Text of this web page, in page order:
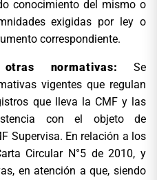
conocimiento del mismo o
exigidas por ley o
correspondiente.
normativas: Se
vigentes que regulan
que lleva la CMF y las
con el objeto de
Supervisa. En relación a los
Circular N°5 de 2010, y
en atención a que, siendo